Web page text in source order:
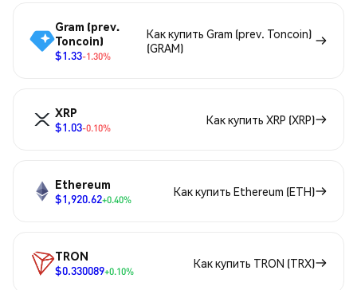
Gram (prev.
Toncoin)
$1.33-1.30%
Как купить Gram (prev. Toncoin)
(GRAM)
XRP
$1.03-0.10%
Как купить XRP (XRP)
Ethereum
$1,920.62+0.40%
Как купить Ethereum (ETH)
TRON
$0.330089+0.10%
Как купить TRON (TRX)